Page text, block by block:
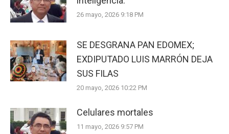
26 mayo, 2026 9:18 PM
SE DESGRANA PAN EDOMEX;
EXDIPUTADO LUIS MARRÓN DEJA
SUS FILAS
20 mayo, 2026 10:22 PM
Celulares mortales
11 mayo, 2026 9:57 PM